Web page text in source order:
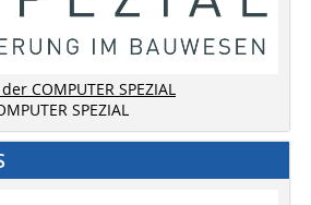
COMPUTER SPEZIAL
SPEZIAL